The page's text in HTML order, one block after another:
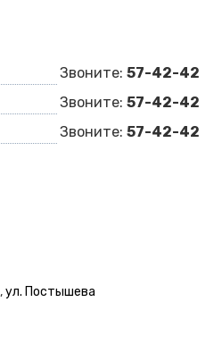
Звоните: 57-42-42
Звоните: 57-42-42
Звоните: 57-42-42
,ул. Постышева